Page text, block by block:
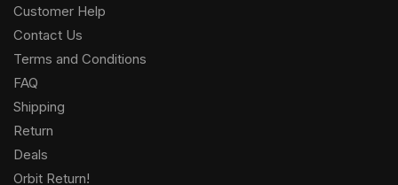
Customer Help
Contact Us
Terms and Conditions
FAQ
Shipping
Return
Deals
Orbit Return!